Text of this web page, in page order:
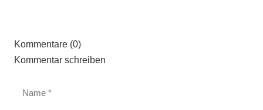
Kommentare (0)
Kommentar schreiben